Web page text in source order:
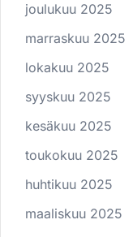
joulukuu 2025
marraskuu 2025
lokakuu 2025
syyskuu 2025
kesäkuu 2025
toukokuu 2025
huhtikuu 2025
maaliskuu 2025